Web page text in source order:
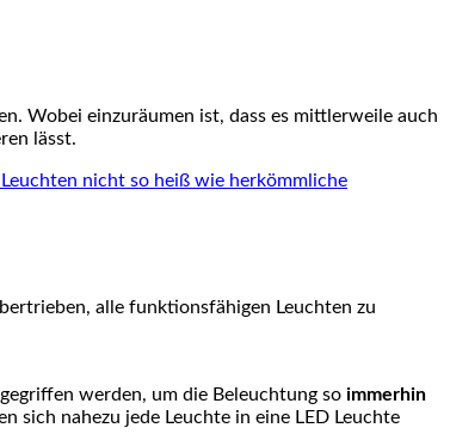
Wobei einzuräumen ist, dass es mittlerweile auch
lässt.
Leuchten nicht so heiß wie herkömmliche
alle funktionsfähigen Leuchten zu
werden, um die Beleuchtung so immerhin
sich nahezu jede Leuchte in eine LED Leuchte